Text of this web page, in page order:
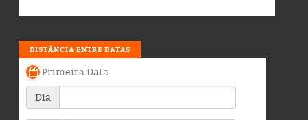
DISTÂNCIA ENTRE DATAS